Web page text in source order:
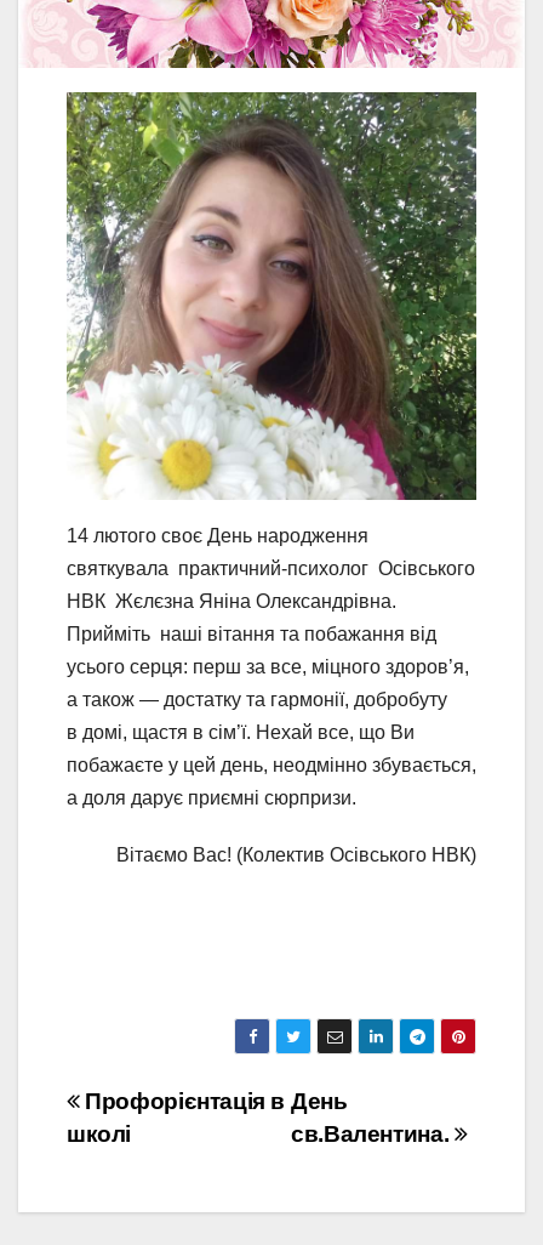
14 лютого своє День народження
святкувала практичний-психолог Осівського
НВК Жєлєзна Яніна Олександрівна.
Прийміть наші вітання та побажання від
усього серця: перш за все, міцного здоров’я,
а також — достатку та гармонії, добробуту
в домі, щастя в сім’ї. Нехай все, що Ви
побажаєте у цей день, неодмінно збувається,
а доля дарує приємні сюрпризи.
Вітаємо Вас! (Колектив Осівського НВК)
Навігація
День
св.Валентина.
Профорієнтація в
школі